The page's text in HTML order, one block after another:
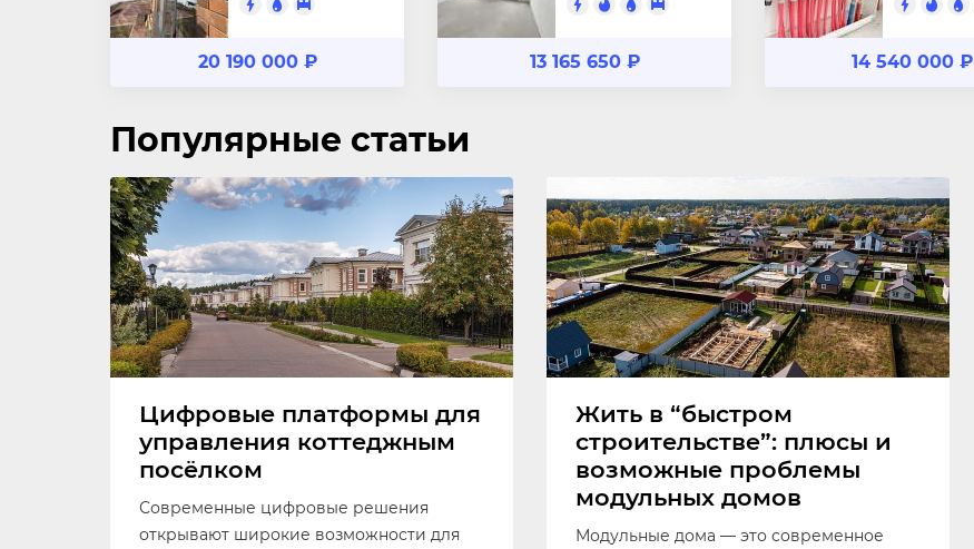
20 190 000 ₽ 13 165 650 ₽ 14 540 000 ₽
Популярные статьи
Цифровые платформы для
управления коттеджным
посёлком
Современные цифровые решения
открывают широкие возможности для
Жить в “быстром
строительстве”: плюсы и
возможные проблемы
модульных домов
Модульные дома — это современное